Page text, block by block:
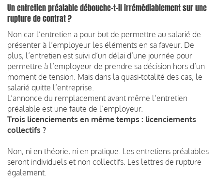
Un entretien préalable débouche-t-il irrémédiablement sur une
rupture de contrat ?
Non car l’entretien a pour but de permettre au salarié de
présenter à l’employeur les éléments en sa faveur. De
plus, l’entretien est suivi d’un délai d’une journée pour
permettre à l’employeur de prendre sa décision hors d’un
moment de tension. Mais dans la quasi-totalité des cas, le
salarié quitte l’entreprise.
L’annonce du remplacement avant même l’entretien
préalable est une faute de l’employeur.
Trois licenciements en même temps : licenciements
collectifs ?
Non, ni en théorie, ni en pratique. Les entretiens préalables
seront individuels et non collectifs. Les lettres de rupture
également.